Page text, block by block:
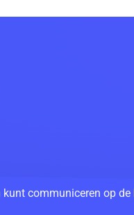
communiceren op de